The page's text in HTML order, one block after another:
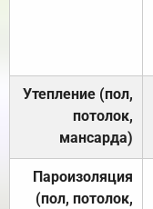
Утепление (пол,
потолок,
мансарда)
Пароизоляция
(пол, потолок,